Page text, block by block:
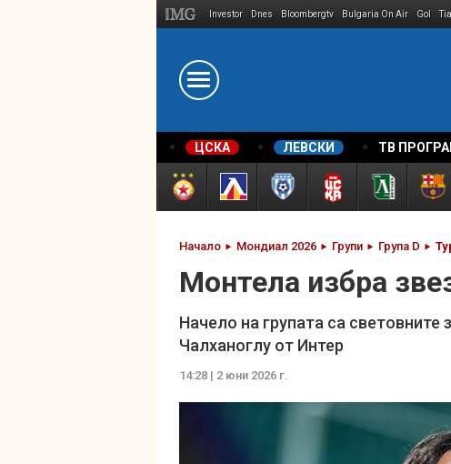
Investor Dnes Bloombergtv Bulgaria On Air Gol
ЦСКА ЛЕВСКИ ТВ
Начало Мондиал 2026 Групи Група D
Монтела избра
Начело на групата са
Чалханоглу от Интер
14:28 | 2 юни 2026 г.